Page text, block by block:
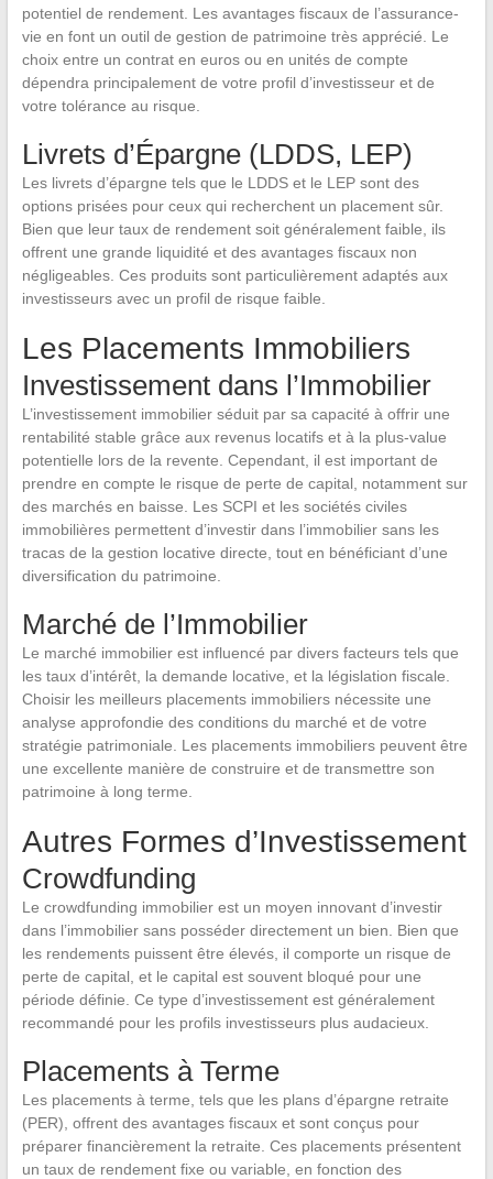
potentiel de rendement. Les avantages fiscaux de l’assurance-
vie en font un outil de gestion de patrimoine très apprécié. Le
choix entre un contrat en euros ou en unités de compte
dépendra principalement de votre profil d’investisseur et de
votre tolérance au risque.
Livrets d’Épargne (LDDS, LEP)
Les livrets d’épargne tels que le LDDS et le LEP sont des
options prisées pour ceux qui recherchent un placement sûr.
Bien que leur taux de rendement soit généralement faible, ils
offrent une grande liquidité et des avantages fiscaux non
négligeables. Ces produits sont particulièrement adaptés aux
investisseurs avec un profil de risque faible.
Les Placements Immobiliers
Investissement dans l’Immobilier
L’investissement immobilier séduit par sa capacité à offrir une
rentabilité stable grâce aux revenus locatifs et à la plus-value
potentielle lors de la revente. Cependant, il est important de
prendre en compte le risque de perte de capital, notamment sur
des marchés en baisse. Les SCPI et les sociétés civiles
immobilières permettent d’investir dans l’immobilier sans les
tracas de la gestion locative directe, tout en bénéficiant d’une
diversification du patrimoine.
Marché de l’Immobilier
Le marché immobilier est influencé par divers facteurs tels que
les taux d’intérêt, la demande locative, et la législation fiscale.
Choisir les meilleurs placements immobiliers nécessite une
analyse approfondie des conditions du marché et de votre
stratégie patrimoniale. Les placements immobiliers peuvent être
une excellente manière de construire et de transmettre son
patrimoine à long terme.
Autres Formes d’Investissement
Crowdfunding
Le crowdfunding immobilier est un moyen innovant d’investir
dans l’immobilier sans posséder directement un bien. Bien que
les rendements puissent être élevés, il comporte un risque de
perte de capital, et le capital est souvent bloqué pour une
période définie. Ce type d’investissement est généralement
recommandé pour les profils investisseurs plus audacieux.
Placements à Terme
Les placements à terme, tels que les plans d’épargne retraite
(PER), offrent des avantages fiscaux et sont conçus pour
préparer financièrement la retraite. Ces placements présentent
un taux de rendement fixe ou variable, en fonction des